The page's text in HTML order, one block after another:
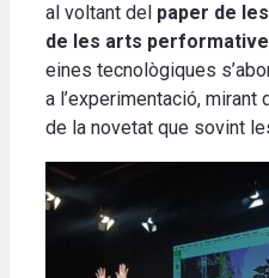
al voltant del paper de
de les arts
eines tecnològiques
a l’experimentació,
de la novetat que sovint